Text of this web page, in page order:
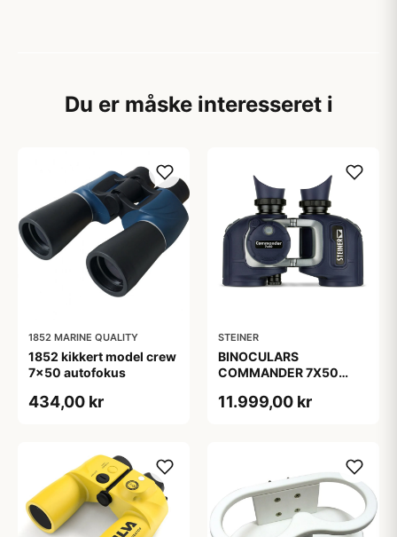
Du er måske interesseret i
1852 MARINE QUALITY
1852 kikkert model crew
7x50 autofokus
434,00 kr
STEINER
BINOCULARS
COMMANDER 7X50
11.999,00 kr